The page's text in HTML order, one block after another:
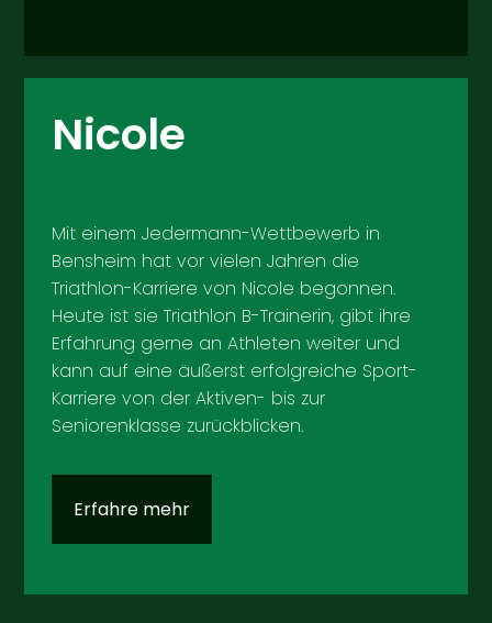
Nicole
Mit einem Jedermann-Wettbewerb in
Bensheim hat vor vielen Jahren die
Triathlon-Karriere von Nicole begonnen.
Heute ist sie Triathlon B-Trainerin, gibt ihre
Erfahrung gerne an Athleten weiter und
kann auf eine äußerst erfolgreiche Sport-
Karriere von der Aktiven- bis zur
Seniorenklasse zurückblicken.
Erfahre mehr